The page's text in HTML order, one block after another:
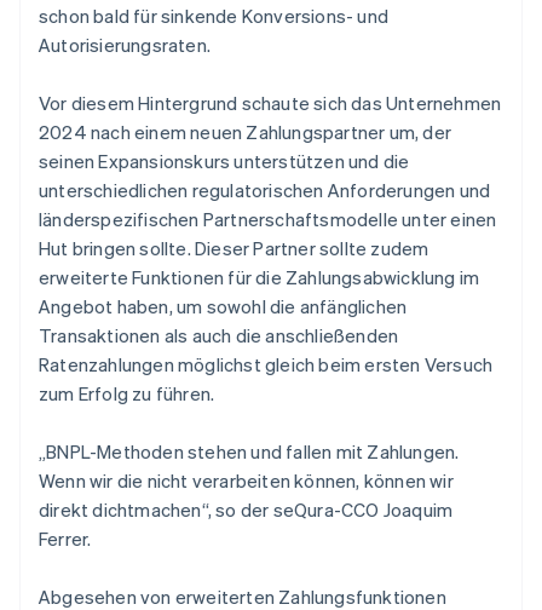
schon bald für sinkende Konversions- und
Autorisierungsraten.
Vor diesem Hintergrund schaute sich das Unternehmen
2024 nach einem neuen Zahlungspartner um, der
seinen Expansionskurs unterstützen und die
unterschiedlichen regulatorischen Anforderungen und
länderspezifischen Partnerschaftsmodelle unter einen
Hut bringen sollte. Dieser Partner sollte zudem
erweiterte Funktionen für die Zahlungsabwicklung im
Angebot haben, um sowohl die anfänglichen
Transaktionen als auch die anschließenden
Ratenzahlungen möglichst gleich beim ersten Versuch
zum Erfolg zu führen.
„BNPL-Methoden stehen und fallen mit Zahlungen.
Wenn wir die nicht verarbeiten können, können wir
direkt dichtmachen“, so der seQura-CCO Joaquim
Ferrer.
Abgesehen von erweiterten Zahlungsfunktionen